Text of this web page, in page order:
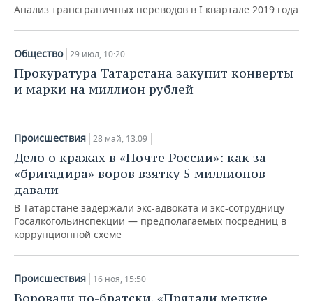
Анализ трансграничных переводов в I квартале 2019 года
Общество 29 июл, 10:20
Прокуратура Татарстана закупит конверты
и марки на миллион рублей
Происшествия 28 май, 13:09
Дело о кражах в «Почте России»: как за
«бригадира» воров взятку 5 миллионов
давали
В Татарстане задержали экс-адвоката и экс-сотрудницу
Госалкогольинспекции — предполагаемых посредниц в
коррупционной схеме
Происшествия 16 ноя, 15:50
Воровали по-братски. «Прятали мелкие